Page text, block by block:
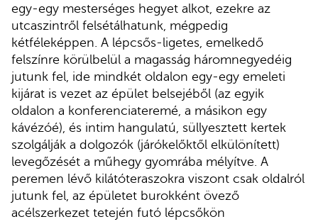
egy-egy mesterséges hegyet alkot, ezekre az
utcaszintről felsétálhatunk, mégpedig
kétféleképpen. A lépcsős-ligetes, emelkedő
felszínre körülbelül a magasság háromnegyedéig
jutunk fel, ide mindkét oldalon egy-egy emeleti
kijárat is vezet az épület belsejéből (az egyik
oldalon a konferenciateremé, a másikon egy
kávézóé), és intim hangulatú, süllyesztett kertek
szolgálják a dolgozók (járókelőktől elkülönített)
levegőzését a műhegy gyomrába mélyítve. A
peremen lévő kilátóteraszokra viszont csak oldalról
jutunk fel, az épületet burokként övező
acélszerkezet tetején futó lépcsőkön